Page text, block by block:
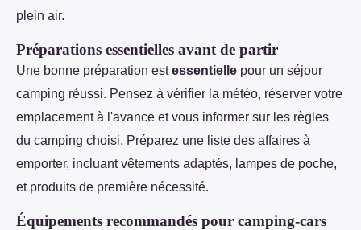
plein air.
Préparations essentielles avant de partir
Une bonne préparation estessentielle pour un séjour
camping réussi. Pensez à vérifier la météo, réserver votre
emplacement à l'avance et vous informer sur les règles
du camping choisi. Préparez une liste des affaires à
emporter, incluant vêtements adaptés, lampes de poche,
et produits de première nécessité.
Équipements recommandés pour camping-cars